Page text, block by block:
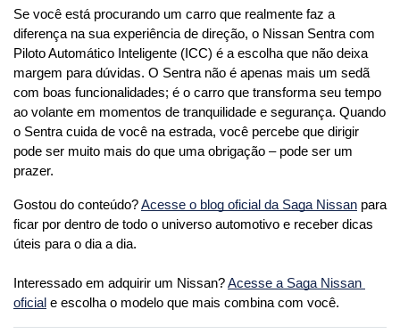
Se você está procurando um carro que realmente faz a
diferença na sua experiência de direção, o Nissan Sentra com
Piloto Automático Inteligente (ICC) é a escolha que não deixa
margem para dúvidas. O Sentra não é apenas mais um sedã
com boas funcionalidades; é o carro que transforma seu tempo
ao volante em momentos de tranquilidade e segurança. Quando
o Sentra cuida de você na estrada, você percebe que dirigir
pode ser muito mais do que uma obrigação – pode ser um
prazer.
Gostou do conteúdo? Acesse o blog oficial da Saga Nissan para
ficar por dentro de todo o universo automotivo e receber dicas
úteis para o dia a dia.
Interessado em adquirir um Nissan? Acesse a Saga Nissan
oficial e escolha o modelo que mais combina com você.